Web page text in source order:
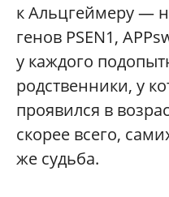
к Альцгеймеру —
генов PSEN1,
у каждого
родственники, у
проявился в
скорее всего,
же судьба.